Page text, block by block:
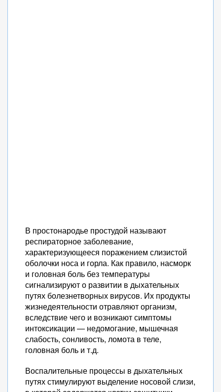
В простонародье простудой называют
респираторное заболевание,
характеризующееся поражением слизистой
оболочки носа и горла. Как правило, насморк
и головная боль без температуры
сигнализируют о развитии в дыхательных
путях болезнетворных вирусов. Их продукты
жизнедеятельности отравляют организм,
вследствие чего и возникают симптомы
интоксикации — недомогание, мышечная
слабость, сонливость, ломота в теле,
головная боль и т.д.
Воспалительные процессы в дыхательных
путях стимулируют выделение носовой слизи,